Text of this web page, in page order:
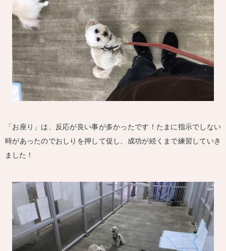
「お座り」は、反応が良い事が多かったです！たまに指示でしない
時があったのでおしりを押して促し、成功が続くまで練習していき
ました！